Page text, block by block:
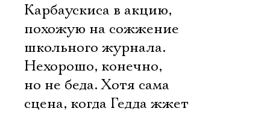
Карбаускиса в акцию,
похожую на сожжение
школьного журнала.
Нехорошо, конечно,
но не беда. Хотя сама
сцена, когда Гедда жжет
Имя
Ознакомиться